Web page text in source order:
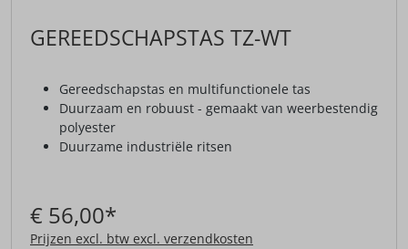
GEREEDSCHAPSTAS TZ-WT
Gereedschapstas en multifunctionele tas
Duurzaam en robuust - gemaakt van weerbestendig
polyester
Duurzame industriële ritsen
€ 56,00*
Prijzen excl. btw excl. verzendkosten